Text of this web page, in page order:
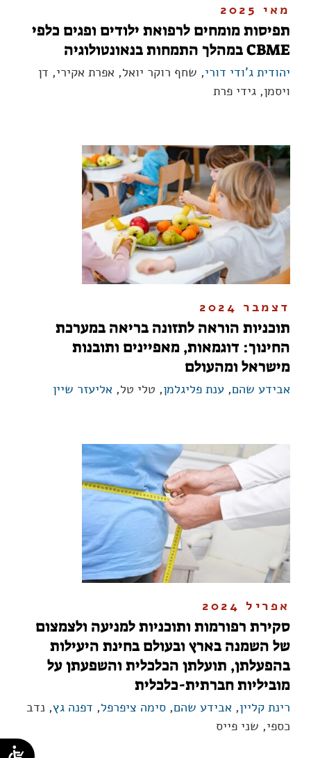
מאי 2025
תפיסות מומחים לרפואת ילודים ופגים כלפי
CBME במהלך התמחות בנאונטולוגיה
יהודית ג'ודי דורי, שחף רוקר יואל, אפרת אקירי, דן
ויסמן, גידי פרת
דצמבר 2024
תוכניות הוראה לתזונה בריאה במערכת
החינוך: דוגמאות, מאפיינים ותובנות
מישראל ומהעולם
אבידע שהם, ענת פליגלמן, טלי טל, אליעזר שיין
אפריל 2024
סקירת רפורמות ותוכניות למניעה ולצמצום
של השמנה בארץ ובעולם בחינת היעילות
בהפעלתן, תועלתן הכלכלית והשפעתן על
מוביליות חברתית-כלכלית
רינת קליין, אבידע שהם, סימה ציפרפל, דפנה גץ, נדב
כספי, שני פייס